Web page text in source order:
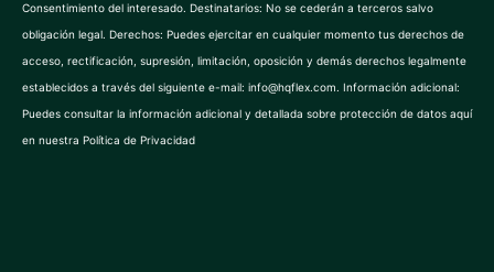
Consentimiento del interesado. Destinatarios: No se cederán a terceros salvo
obligación legal. Derechos: Puedes ejercitar en cualquier momento tus derechos de
acceso, rectificación, supresión, limitación, oposición y demás derechos legalmente
establecidos a través del siguiente e-mail: info@hqflex.com. Información adicional:
Puedes consultar la información adicional y detallada sobre protección de datos aquí
en nuestra Política de Privacidad